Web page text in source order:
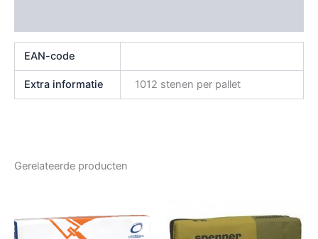
EAN-code
Extra informatie 1012 stenen per pallet
Gerelateerde producten